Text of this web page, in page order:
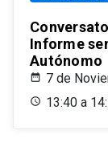
Informe
Autónomo
7 de
13:40 a